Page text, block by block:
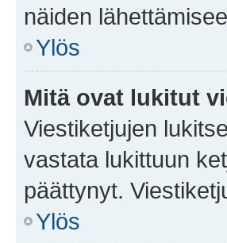
näiden
Ylös
Mitä ovat lukitut
Viestiketjujen
vastata lukittuun
päättynyt.
Ylös